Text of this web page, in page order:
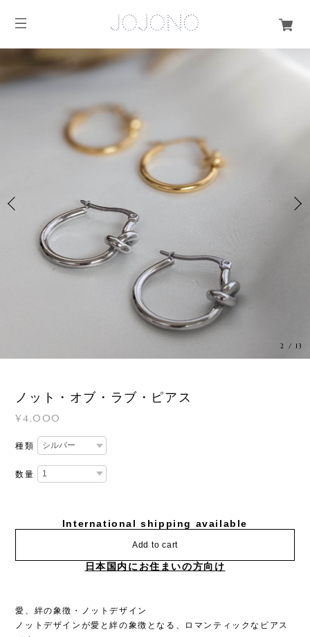
3 / 13
ノット・オブ・ラブ・ピアス
¥4,000
種類
数量
International shipping available
Add to cart
日本国内にお住まいの方向け
愛、絆の象徴・ノットデザイン
ノットデザインが愛と絆の象徴となる、ロマンティックなピアス